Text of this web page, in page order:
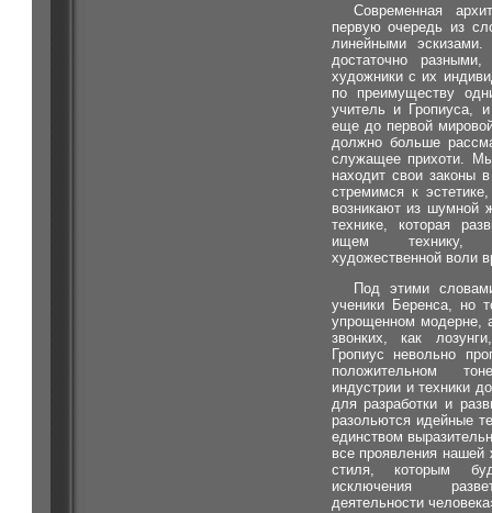
Современная
первую очередь из
линейными
достаточно
художники с их
по преимуществу
учитель и Гропиуса,
еще до первой
должно больше
служащее прихоти.
находит свои законы
стремимся к
возникают из шумной
технике, которая
ищем технику,
художественной воли
Под этими
ученики Беренса, но
упрощенном модерне,
звонких, как
Гропиус невольно
положительном
индустрии и техники
для разработки и
разольются идейные
единством
все проявления нашей
стиля, которым
исключения
деятельности